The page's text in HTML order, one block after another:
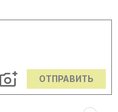
ОТПРАВИТЬ